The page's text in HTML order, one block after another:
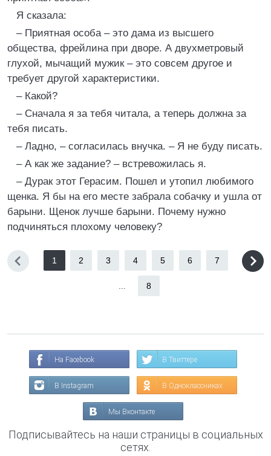
Я сказала:
– Приятная особа – это дама из высшего
общества, фрейлина при дворе. А двухметровый
глухой, мычащий мужик – это совсем другое и
требует другой характеристики.
– Какой?
– Сначала я за тебя читала, а теперь должна за
тебя писать.
– Ладно, – согласилась внучка. – Я не буду писать.
– А как же задание? – встревожилась я.
– Дурак этот Герасим. Пошел и утопил любимого
щенка. Я бы на его месте забрала собачку и ушла от
барыни. Щенок лучше барыни. Почему нужно
подчиняться плохому человеку?
1 2 3 4 5 6 7
8
На Facebook В Твиттере
В Instagram В Одноклассниках
Мы Вконтакте
Подписывайтесь на наши страницы в социальных
сетях.